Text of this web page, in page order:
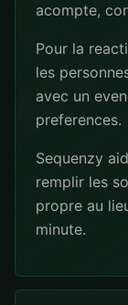
acompte,
Pour la
les
avec un
preferences.
Sequenzy
remplir les
propre au
minute.